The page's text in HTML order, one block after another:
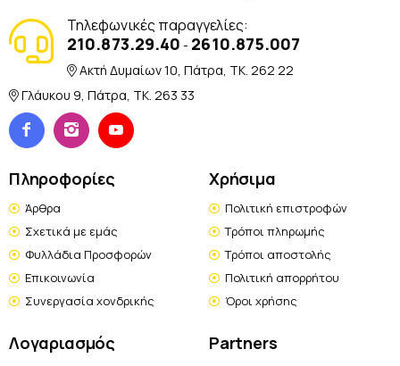
Τηλεφωνικές παραγγελίες:
210.873.29.40 - 2610.875.007
Ακτή Δυμαίων 10, Πάτρα, TK. 262 22
Γλάυκου 9, Πάτρα, TK. 263 33
Πληροφορίες
Άρθρα
Σχετικά με εμάς
Φυλλάδια Προσφορών
Επικοινωνία
Συνεργασία χονδρικής
Χρήσιμα
Πολιτική επιστροφών
Τρόποι πληρωμής
Τρόποι αποστολής
Πολιτική απορρήτου
Όροι χρήσης
Λογαριασμός Partners